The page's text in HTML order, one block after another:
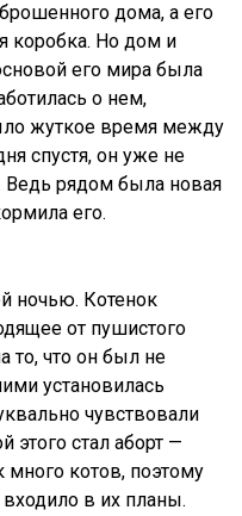
дома, а его
коробка. Но дом и
его мира была
о нем,
жуткое время между
спустя, он уже не
Ведь рядом была новая
его.
ночью. Котенок
от пушистого
то, что он был не
установилась
чувствовали
этого стал аборт —
много котов, поэтому
в их планы.